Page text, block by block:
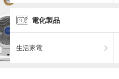
電化製品
生活家電